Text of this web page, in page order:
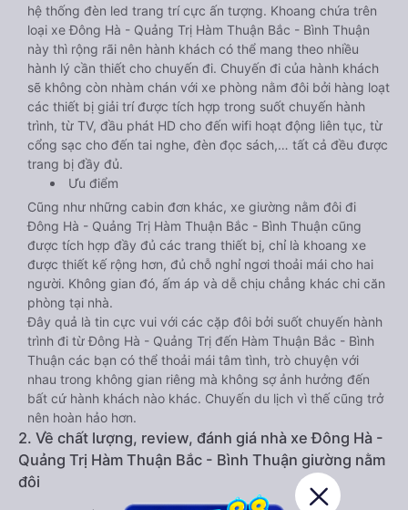
hệ thống đèn led trang trí cực ấn tượng. Khoang chứa trên
loại xe Đông Hà - Quảng Trị Hàm Thuận Bắc - Bình Thuận
này thì rộng rãi nên hành khách có thể mang theo nhiều
hành lý cần thiết cho chuyến đi. Chuyến đi của hành khách
sẽ không còn nhàm chán với xe phòng nằm đôi bởi hàng loạt
các thiết bị giải trí được tích hợp trong suốt chuyến hành
trình, từ TV, đầu phát HD cho đến wifi hoạt động liên tục, từ
cổng sạc cho đến tai nghe, đèn đọc sách,… tất cả đều được
trang bị đầy đủ.
Ưu điểm
Cũng như những cabin đơn khác, xe giường nằm đôi đi
Đông Hà - Quảng Trị Hàm Thuận Bắc - Bình Thuận cũng
được tích hợp đầy đủ các trang thiết bị, chỉ là khoang xe
được thiết kế rộng hơn, đủ chỗ nghỉ ngơi thoải mái cho hai
người. Không gian đó, ấm áp và dễ chịu chẳng khác chi căn
phòng tại nhà.
Đây quả là tin cực vui với các cặp đôi bởi suốt chuyến hành
trình đi từ Đông Hà - Quảng Trị đến Hàm Thuận Bắc - Bình
Thuận các bạn có thể thoải mái tâm tình, trò chuyện với
nhau trong không gian riêng mà không sợ ảnh hưởng đến
bất cứ hành khách nào khác. Chuyến du lịch vì thế cũng trở
nên hoàn hảo hơn.
2. Về chất lượng, review, đánh giá nhà xe Đông Hà -
Quảng Trị Hàm Thuận Bắc - Bình Thuận giường nằm
đôi